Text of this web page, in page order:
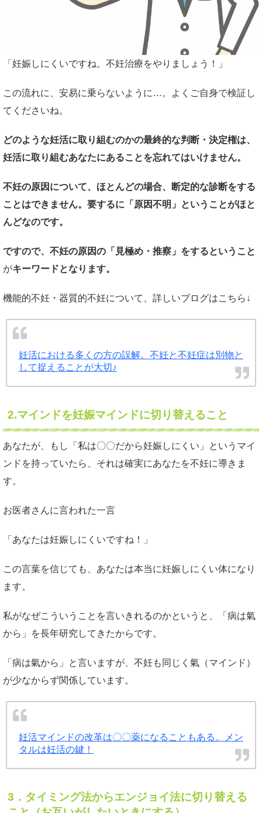
「妊娠しにくいですね。不妊治療をやりましょう！」
この流れに、安易に乗らないように…。よくご自身で検証し
てくださいね。
どのような妊活に取り組むのかの最終的な判断・決定権は、
妊活に取り組むあなたにあることを忘れてはいけません。
不妊の原因について、ほとんどの場合、断定的な診断をする
ことはできません。要するに「原因不明」ということがほと
んどなのです。
ですので、不妊の原因の「見極め・推察」をするということ
がキーワードとなります。
機能的不妊・器質的不妊について、詳しいブログはこちら↓
妊活における多くの方の誤解。不妊と不妊症は別物と
して捉えることが大切♪
2.マインドを妊娠マインドに切り替えること
あなたが、もし「私は〇〇だから妊娠しにくい」というマイ
ンドを持っていたら、それは確実にあなたを不妊に導きま
す。
お医者さんに言われた一言
「あなたは妊娠しにくいですね！」
この言葉を信じても、あなたは本当に妊娠しにくい体になり
ます。
私がなぜこういうことを言いきれるのかというと、「病は氣
から」を長年研究してきたからです。
「病は氣から」と言いますが、不妊も同じく氣（マインド）
が少なからず関係しています。
妊活マインドの改革は〇〇薬になることもある。メン
タルは妊活の鍵！
3． タイミング法からエンジョイ法に切り替える